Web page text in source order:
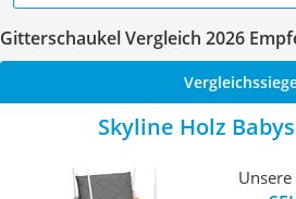
Gitterschaukel Vergleich 2026
Skyline Holz